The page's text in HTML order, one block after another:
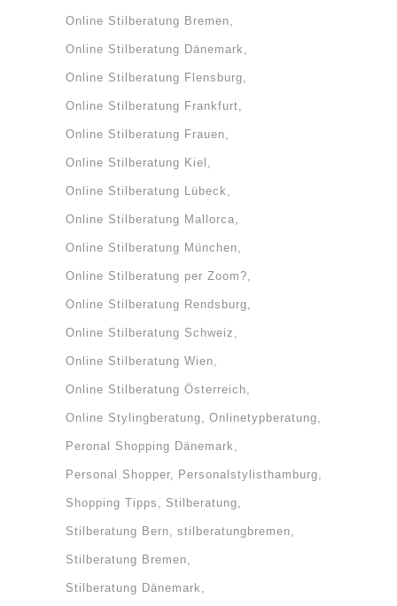
Online Stilberatung Bremen
Online Stilberatung Dänemark
Online Stilberatung Flensburg
Online Stilberatung Frankfurt
Online Stilberatung Frauen
Online Stilberatung Kiel
Online Stilberatung Lübeck
Online Stilberatung Mallorca
Online Stilberatung München
Online Stilberatung per Zoom?
Online Stilberatung Rendsburg
Online Stilberatung Schweiz
Online Stilberatung Wien
Online Stilberatung Österreich
Online Stylingberatung Onlinetypberatung
Peronal Shopping Dänemark
Personal Shopper Personalstylisthamburg
Shopping Tipps Stilberatung
Stilberatung Bern stilberatungbremen
Stilberatung Bremen
Stilberatung Dänemark